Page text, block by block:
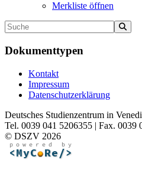
Merkliste öffnen
Dokumenttypen
Kontakt
Impressum
Datenschutzerklärung
Deutsches Studienzentrum in
Tel. 0039 041 5206355 | Fax. 0039
© DSZV 2026